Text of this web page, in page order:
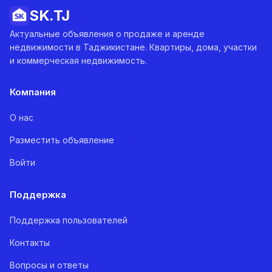
SK.TJ
Актуальные объявления о продаже и аренде
недвижимости в Таджикистане. Квартиры, дома, участки
и коммерческая недвижимость.
Компания
О нас
Разместить объявление
Войти
Поддержка
Поддержка пользователей
Контакты
Вопросы и ответы